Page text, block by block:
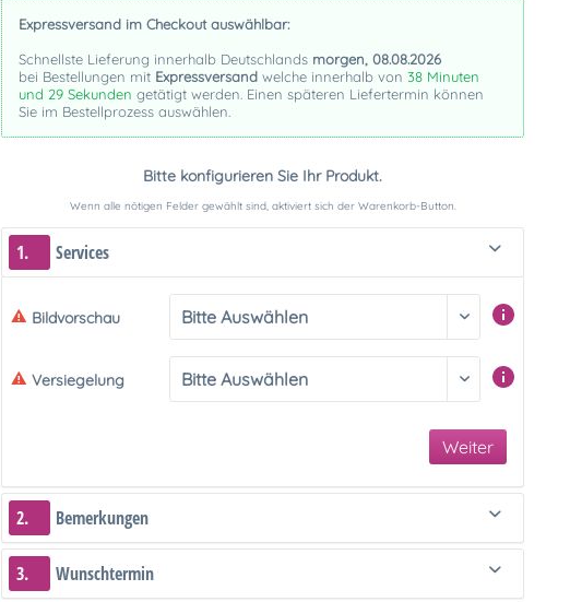
Expressversand im Checkout auswählbar:
Schnellste Lieferung innerhalb Deutschlands morgen, 08.08.2026
bei Bestellungen mit Expressversand welche innerhalb von38 Minuten
und 29 Sekunden getätigt werden. Einen späteren Liefertermin können
Sie im Bestellprozess auswählen.
Bitte konfigurieren Sie Ihr Produkt.
Wenn alle nötigen Felder gewählt sind, aktiviert sich der Warenkorb-Button.
1. Services
Bildvorschau
Versiegelung
Weiter
2. Bemerkungen
3. Wunschtermin